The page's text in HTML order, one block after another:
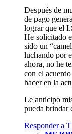
Después de
de pago
lograr que el
He solicitado
sido un
luchando por
ahora, no he
con el
hacer en la
Le anticipo
pueda brindar
Responder a